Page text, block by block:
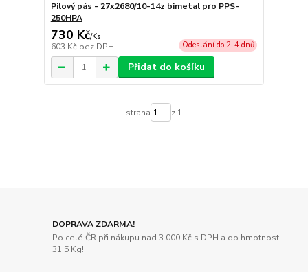
Pilový pás - 27x2680/10-14z bimetal pro PPS-
250HPA
730 Kč/Ks
603 Kč bez DPH Odeslání do 2-4 dnů
Přidat do košíku
strana z 1
DOPRAVA ZDARMA!
Po celé ČR při nákupu nad 3 000 Kč s DPH a do hmotnosti
31,5 Kg!